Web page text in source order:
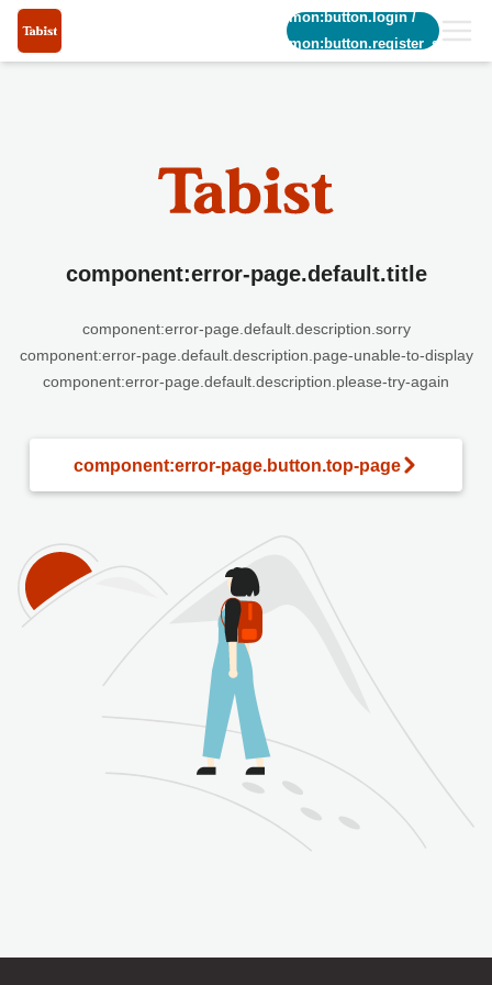
common:button.login/
common:button.register_short
component:error-page.default.title
component:error-page.default.description.sorry
component:error-page.default.description.page-unable-to-display
component:error-page.default.description.please-try-again
component:error-page.button.top-page